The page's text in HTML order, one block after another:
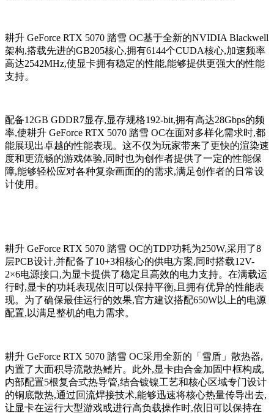
耕升 GeForce RTX 5070 踏雪 OC基于全新的NVIDIA Blackwell
架构,搭载先进的GB205核心,拥有6144个CUDA核心,加速频率
高达2542MHz,使显卡拥有稳定的性能,能够提供更强大的性能
支持。
配备12GB GDDR7显存,显存规格192-bit,拥有高达28Gbps的频
率,使耕升 GeForce RTX 5070 踏雪 OC在面对多样化需求时,都
能展现出卓越的性能表现。这不仅为玩家带来了更快的渲染速
度和更流畅的游戏体验,同时也为创作者提供了一定的性能保
障,能够轻松应对各种复杂画面的的需求,满足创作者的日常设
计使用。
耕升 GeForce RTX 5070 踏雪 OC的TDP功耗为250W,采用了8
层PCB设计,并配备了10+3相核心的供电方案,同时搭载12V-
2×6电源接口,为显卡提供了稳定且高效的电力支持。在满载运
行时,显卡的功耗表现依旧可以保持平衡,且拥有优异的性能表
现。为了确保最佳运行的效果,官方建议搭配650W以上的电源
配置,以满足整机的电力需求。
耕升 GeForce RTX 5070 踏雪 OC采用全新的「雪盾」散热器,
内置了大面积导流散热鳍片。此外,显卡由合金加固中框构成,
内部配置5根复合式热导管,结合镀镍工艺和核心区域专门设计
的铜底散热,通过回流焊接技术,能够迅速将核心热量传导出去,
让显卡在运行大型游戏或进行高负载操作时,依旧可以保持在